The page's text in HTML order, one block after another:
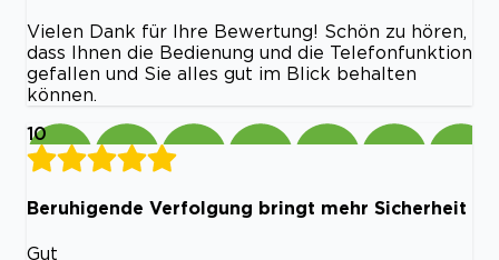
Vielen Dank für Ihre Bewertung! Schön zu hören,
dass Ihnen die Bedienung und die Telefonfunktion
gefallen und Sie alles gut im Blick behalten
können.
10
Beruhigende Verfolgung bringt mehr Sicherheit
Gut